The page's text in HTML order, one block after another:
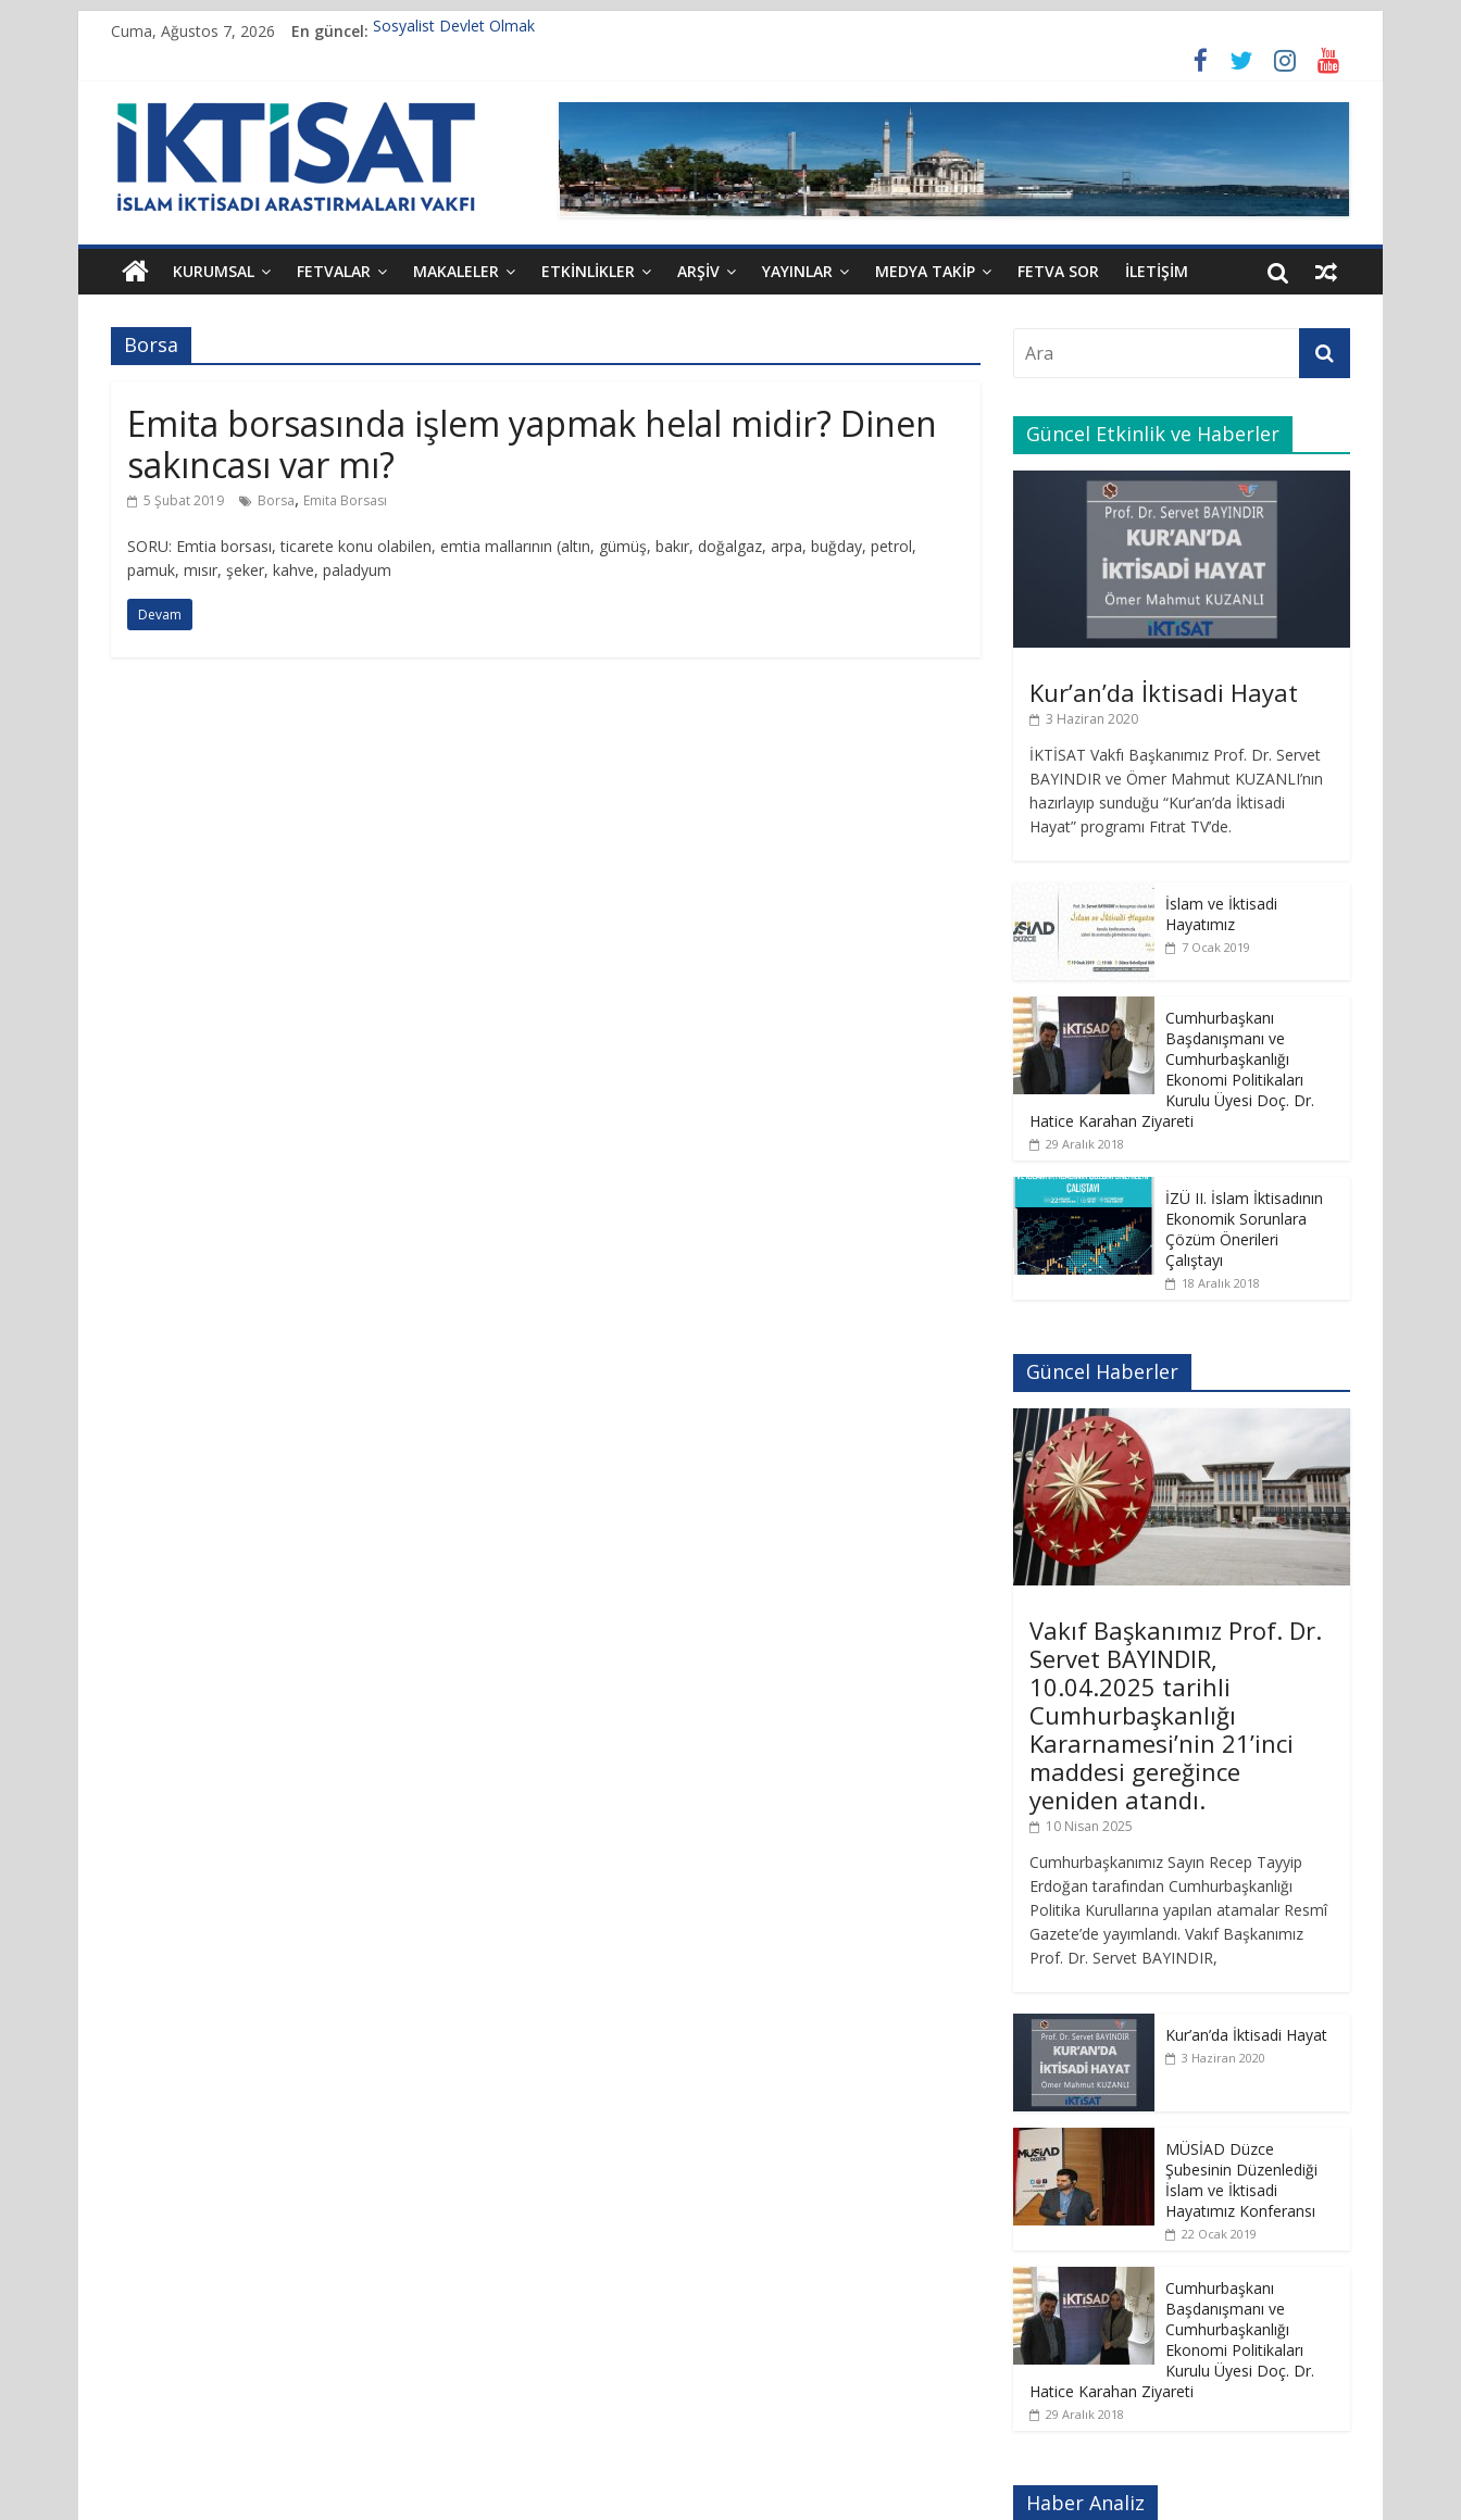
Cuma, Ağustos 7, 2026 En güncel: Sosyalist Devlet Olmak
Vakıf Başkanımız Prof. Dr. Servet BAYINDIR, 10.04.2025 tarihli Cumhurbaşkanlığı Kararnamesi’nin 21’inci maddesi gereğince yeniden atandı.
Finansı Yönetmek…
Tulumbanın Suyu
KURUMSAL FETVALAR MAKALELER ETKINLIKLER ARŞIV YAYINLAR MEDYA TAKIP FETVA SOR İLETIŞIM
Borsa
Emita borsasında işlem yapmak helal midir? Dinen
sakıncası var mı?
5 Şubat 2019 Borsa, Emita Borsası
SORU: Emtia borsası, ticarete konu olabilen, emtia mallarının (altın, gümüş, bakır, doğalgaz, arpa, buğday, petrol,
pamuk, mısır, şeker, kahve, paladyum
Devam
Güncel Etkinlik ve Haberler
Kur’an’da İktisadi Hayat
3 Haziran 2020
İKTİSAT Vakfı Başkanımız Prof. Dr. Servet
BAYINDIR ve Ömer Mahmut KUZANLI’nın
hazırlayıp sunduğu “Kur’an’da İktisadi
Hayat” programı Fıtrat TV’de.
İslam ve İktisadi
Hayatımız
7 Ocak 2019
Cumhurbaşkanı
Başdanışmanı ve
Cumhurbaşkanlığı
Ekonomi Politikaları
Kurulu Üyesi Doç. Dr.
Hatice Karahan Ziyareti
29 Aralık 2018
İZÜ II. İslam İktisadının
Ekonomik Sorunlara
Çözüm Önerileri
Çalıştayı
18 Aralık 2018
Güncel Haberler
Vakıf Başkanımız Prof. Dr.
Servet BAYINDIR,
10.04.2025 tarihli
Cumhurbaşkanlığı
Kararnamesi’nin 21’inci
maddesi gereğince
yeniden atandı.
10 Nisan 2025
Cumhurbaşkanımız Sayın Recep Tayyip
Erdoğan tarafından Cumhurbaşkanlığı
Politika Kurullarına yapılan atamalar Resmî
Gazete’de yayımlandı. Vakıf Başkanımız
Prof. Dr. Servet BAYINDIR,
Kur’an’da İktisadi Hayat
3 Haziran 2020
MÜSİAD Düzce
Şubesinin Düzenlediği
İslam ve İktisadi
Hayatımız Konferansı
22 Ocak 2019
Cumhurbaşkanı
Başdanışmanı ve
Cumhurbaşkanlığı
Ekonomi Politikaları
Kurulu Üyesi Doç. Dr.
Hatice Karahan Ziyareti
29 Aralık 2018
Haber Analiz